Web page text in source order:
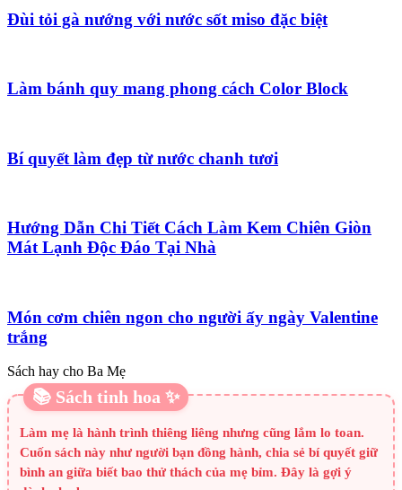
Đùi tỏi gà nướng với nước sốt miso đặc biệt
Làm bánh quy mang phong cách Color Block
Bí quyết làm đẹp từ nước chanh tươi
Hướng Dẫn Chi Tiết Cách Làm Kem Chiên Giòn
Mát Lạnh Độc Đáo Tại Nhà
Món cơm chiên ngon cho người ấy ngày Valentine
trắng
Sách hay cho Ba Mẹ
📚 Sách tinh hoa ✨
Làm mẹ là hành trình thiêng liêng nhưng cũng lắm lo toan.
Cuốn sách này như người bạn đồng hành, chia sẻ bí quyết giữ
bình an giữa biết bao thử thách của mẹ bỉm. Đây là gợi ý